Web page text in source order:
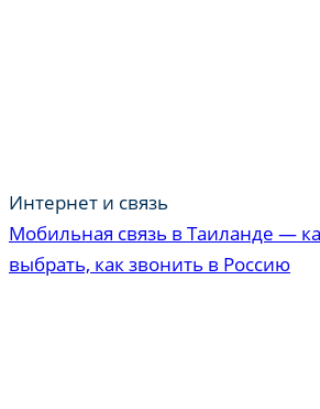
Интернет и связь
Мобильная связь в Таиланде —
выбрать, как звонить в Россию